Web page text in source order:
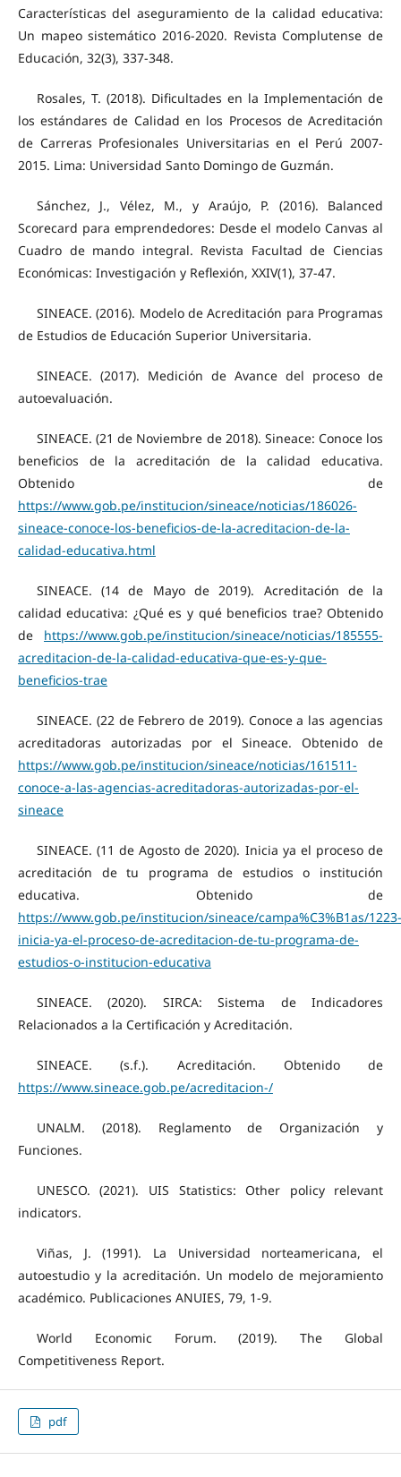
Características del aseguramiento de la calidad educativa:
Un mapeo sistemático 2016-2020. Revista Complutense de
Educación, 32(3), 337-348.
Rosales, T. (2018). Dificultades en la Implementación de
los estándares de Calidad en los Procesos de Acreditación
de Carreras Profesionales Universitarias en el Perú 2007-
2015. Lima: Universidad Santo Domingo de Guzmán.
Sánchez, J., Vélez, M., y Araújo, P. (2016). Balanced
Scorecard para emprendedores: Desde el modelo Canvas al
Cuadro de mando integral. Revista Facultad de Ciencias
Económicas: Investigación y Reflexión, XXIV(1), 37-47.
SINEACE. (2016). Modelo de Acreditación para Programas
de Estudios de Educación Superior Universitaria.
SINEACE. (2017). Medición de Avance del proceso de
autoevaluación.
SINEACE. (21 de Noviembre de 2018). Sineace: Conoce los
beneficios de la acreditación de la calidad educativa.
Obtenido de
https://www.gob.pe/institucion/sineace/noticias/186026-
sineace-conoce-los-beneficios-de-la-acreditacion-de-la-
calidad-educativa.html
SINEACE. (14 de Mayo de 2019). Acreditación de la
calidad educativa: ¿Qué es y qué beneficios trae? Obtenido
de https://www.gob.pe/institucion/sineace/noticias/185555-
acreditacion-de-la-calidad-educativa-que-es-y-que-
beneficios-trae
SINEACE. (22 de Febrero de 2019). Conoce a las agencias
acreditadoras autorizadas por el Sineace. Obtenido de
https://www.gob.pe/institucion/sineace/noticias/161511-
conoce-a-las-agencias-acreditadoras-autorizadas-por-el-
sineace
SINEACE. (11 de Agosto de 2020). Inicia ya el proceso de
acreditación de tu programa de estudios o institución
educativa. Obtenido de
https://www.gob.pe/institucion/sineace/campa%C3%B1as/1223-
inicia-ya-el-proceso-de-acreditacion-de-tu-programa-de-
estudios-o-institucion-educativa
SINEACE. (2020). SIRCA: Sistema de Indicadores
Relacionados a la Certificación y Acreditación.
SINEACE. (s.f.). Acreditación. Obtenido de
https://www.sineace.gob.pe/acreditacion-/
UNALM. (2018). Reglamento de Organización y
Funciones.
UNESCO. (2021). UIS Statistics: Other policy relevant
indicators.
Viñas, J. (1991). La Universidad norteamericana, el
autoestudio y la acreditación. Un modelo de mejoramiento
académico. Publicaciones ANUIES, 79, 1-9.
World Economic Forum. (2019). The Global
Competitiveness Report.
pdf